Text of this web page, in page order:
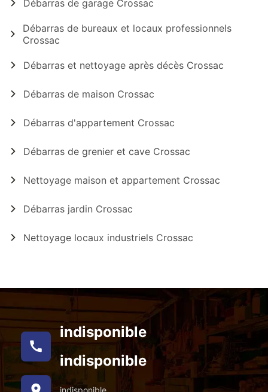
Débarras de garage Crossac
Débarras de bureaux et locaux professionnels
Crossac
Débarras et nettoyage après décès Crossac
Débarras de maison Crossac
Débarras d'appartement Crossac
Débarras de grenier et cave Crossac
Nettoyage maison et appartement Crossac
Débarras jardin Crossac
Nettoyage locaux industriels Crossac
indisponible
indisponible
indisponible